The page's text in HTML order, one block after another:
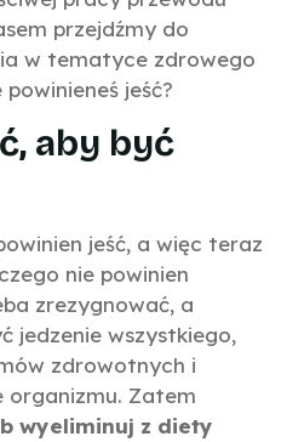
przejdźmy do
w tematyce zdrowego
jeść?
aby być
jeść, a więc teraz
nie powinien
zrezygnować, a
jedzenie wszystkiego,
zdrowotnych i
organizmu. Zatem
wyeliminuj z diety